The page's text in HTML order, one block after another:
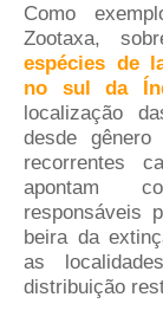
Como
Zootaxa,
espécies de
no sul da
localização
desde
recorrentes
apontam
responsáveis
beira da
as
distribuição